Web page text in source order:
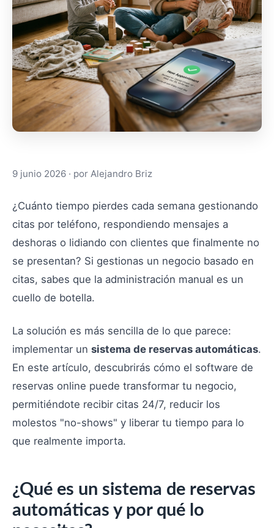
9 junio 2026 · por Alejandro Briz
¿Cuánto tiempo pierdes cada semana gestionando
citas por teléfono, respondiendo mensajes a
deshoras o lidiando con clientes que finalmente no
se presentan? Si gestionas un negocio basado en
citas, sabes que la administración manual es un
cuello de botella.
La solución es más sencilla de lo que parece:
implementar un sistema de reservas automáticas.
En este artículo, descubrirás cómo el software de
reservas online puede transformar tu negocio,
permitiéndote recibir citas 24/7, reducir los
molestos "no-shows" y liberar tu tiempo para lo
que realmente importa.
¿Qué es un sistema de reservas
automáticas y por qué lo
Web App/PWA Aplicaciones Automatizaciones IA